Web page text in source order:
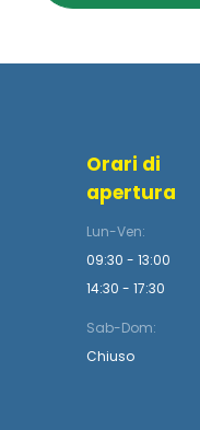
Orari di
apertura
Lun-Ven:
09:30 - 13:00
14:30 - 17:30
Sab-Dom:
Chiuso